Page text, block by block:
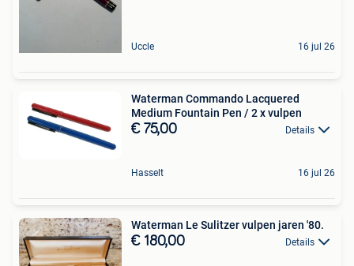
Uccle 16 jul 26
Waterman Commando Lacquered
Medium Fountain Pen / 2 x vulpen
€ 75,00 Details
Hasselt 16 jul 26
Waterman Le Sulitzer vulpen jaren '80.
€ 180,00 Details